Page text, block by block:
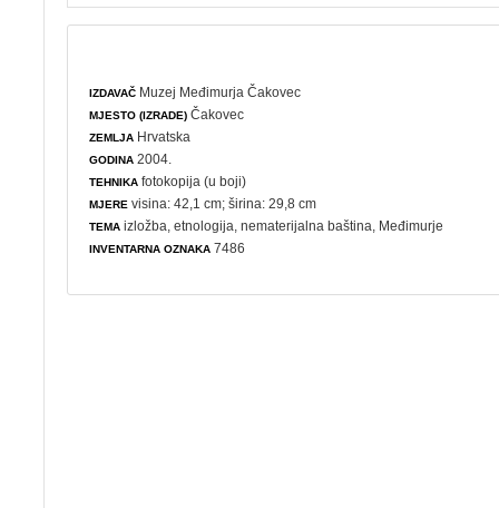
IZDAVAČ Muzej Međimurja Čakovec
MJESTO (IZRADE) Čakovec
ZEMLJA Hrvatska
GODINA 2004.
TEHNIKA fotokopija (u boji)
MJERE visina: 42,1 cm; širina: 29,8 cm
TEMA izložba ,etnologija ,nematerijalna baština , Međimurje
INVENTARNA OZNAKA 7486